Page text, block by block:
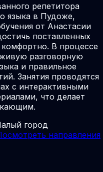
репетитора
языка в Пудоже,
от Анастасии
поставленных
В процессе
разговорную
и правильное
Занятия проводятся
с интерактивными
что делает
город
направления